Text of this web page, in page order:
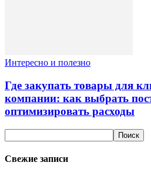
Интересно и полезно
Где закупать товары для
компании: как выбрать
оптимизировать расходы
Свежие записи